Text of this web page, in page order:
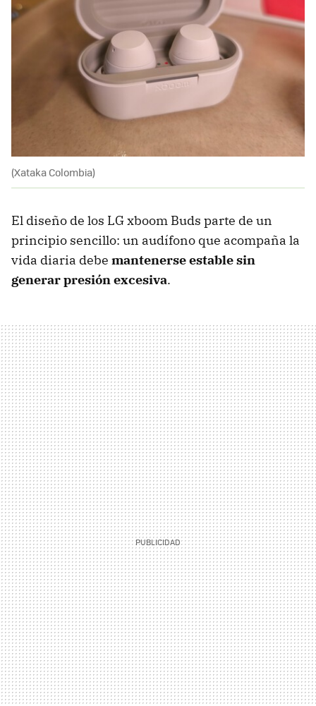
(Xataka Colombia)
El diseño de los LG xboom Buds parte de un
principio sencillo: un audífono que acompaña la
vida diaria debe mantenerse estable sin
generar presión excesiva.